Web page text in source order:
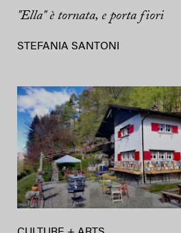
"Ella" è tornata, e porta fiori
STEFANIA SANTONI